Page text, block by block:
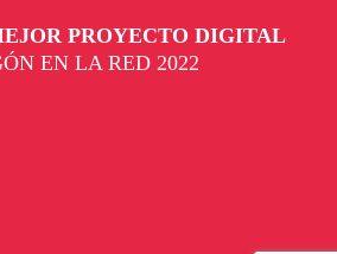
PROYECTO DIGITAL
EN LA RED 2022